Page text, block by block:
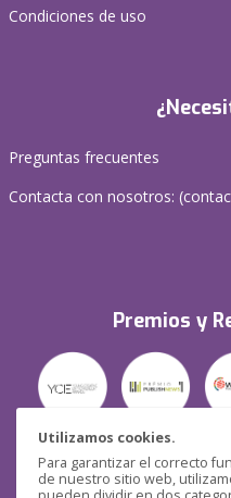
Utilizamos cookies.
Para garantizar el correcto
de nuestro sitio web,
Condiciones de uso
Preguntas frecuentes
Contacta con nosotros: (
Premios y